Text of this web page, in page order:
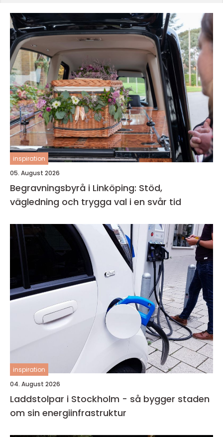
inspiration
05. August 2026
Begravningsbyrå i Linköping: Stöd,
vägledning och trygga val i en svår tid
inspiration
04. August 2026
Laddstolpar i Stockholm - så bygger staden
om sin energiinfrastruktur